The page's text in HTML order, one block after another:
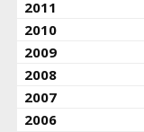
2011
2010
2009
2008
2007
2006